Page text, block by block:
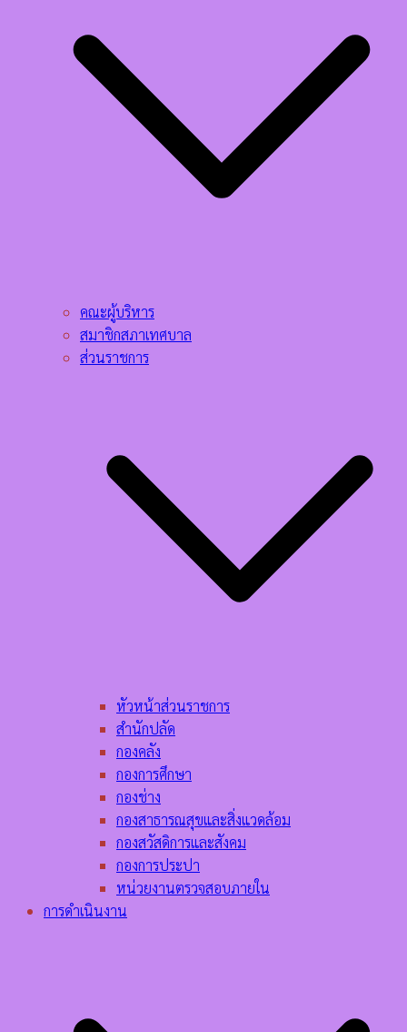
คณะผู้บริหาร
สมาชิกสภาเทศบาล
ส่วนราชการ
หัวหน้าส่วนราชการ
สำนักปลัด
กองคลัง
กองการศึกษา
กองช่าง
กองสาธารณสุขและสิ่งแวดล้อม
กองสวัสดิการและสังคม
กองการประปา
หน่วยงานตรวจสอบภายใน
การดำเนินงาน